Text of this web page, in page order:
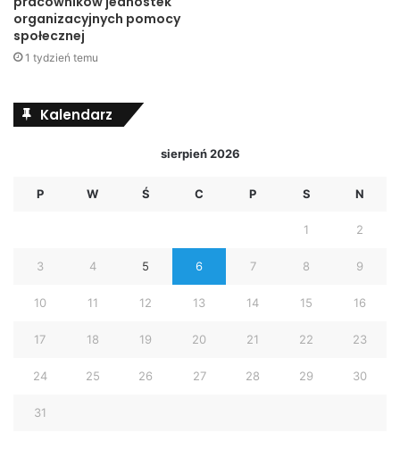
organizacyjnych pomocy
społecznej
1 tydzień temu
Kalendarz
sierpień 2026
P W Ś C P S N
1 2
3 4 5 6 7 8 9
10 11 12 13 14 15 16
17 18 19 20 21 22 23
24 25 26 27 28 29 30
31